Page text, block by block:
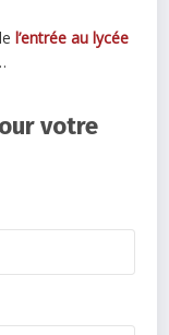
l’entrée au lycée
votre